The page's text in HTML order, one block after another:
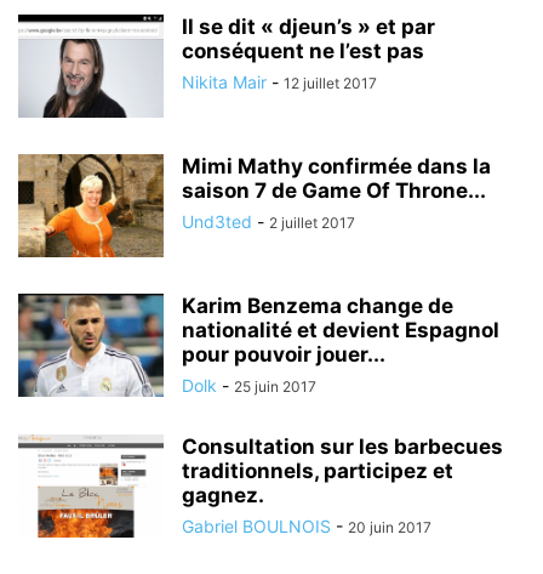
Il se dit « djeun’s » et par
conséquent ne l’est pas
Nikita Mair - 12 juillet 2017
Mimi Mathy confirmée dans la
saison 7 de Game Of Throne...
Und3ted - 2 juillet 2017
Karim Benzema change de
nationalité et devient Espagnol
pour pouvoir jouer...
Dolk - 25 juin 2017
Consultation sur les barbecues
traditionnels, participez et
gagnez.
Gabriel BOULNOIS - 20 juin 2017